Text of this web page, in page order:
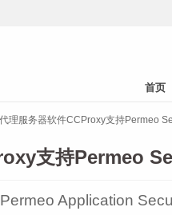
首页
代理服务器软件CCProxy支持Permeo
支持Permeo
Application